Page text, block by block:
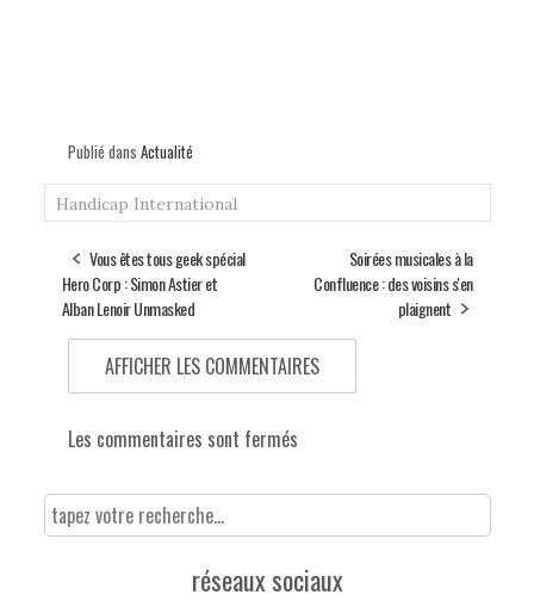
Publié dans Actualité
Handicap International
Vous êtes tous geek spécial
Hero Corp : Simon Astier et
Alban Lenoir Unmasked
Soirées musicales à la
Confluence : des voisins s'en
plaignent
AFFICHER LES COMMENTAIRES
Les commentaires sont fermés
réseaux sociaux